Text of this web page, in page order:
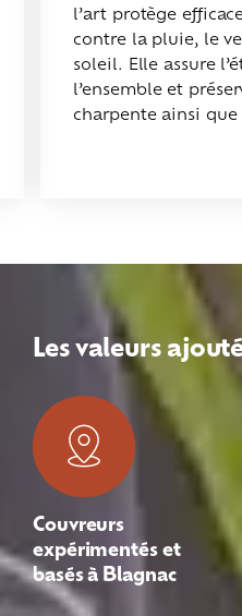
l’art protège
contre la pluie, le
soleil. Elle assure
l’ensemble et
charpente ainsi
Les valeurs
Couvreurs
expérimentés et
basés à Blagnac